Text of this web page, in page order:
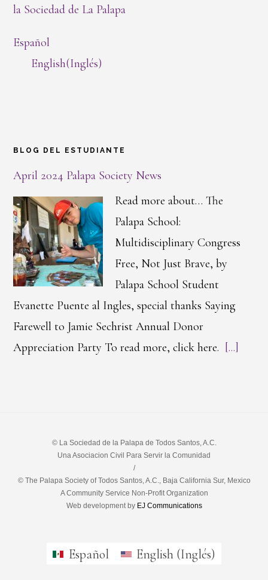
la Sociedad de La Palapa
Español
English(Inglés)
BLOG DEL ESTUDIANTE
April 2024 Palapa Society News
Read more about… The
Palapa School:
Multidisciplinary Congress
Free, Not Just Brave, by
Palapa School Student
Evanette Puente al Ingles, special thanks Saying
Farewell to Jamie Sechrist Annual Donor
Appreciation Party To read more, click here. [...]
© La Sociedad de la Palapa de Todos Santos, A.C.
Una Asociacion Civil Para Servir la Comunidad
/
© The Palapa Society of Todos Santos, A.C., Baja California Sur, Mexico
A Community Service Non-Profit Organization
Web development by EJ Communications
Español English (Inglés)